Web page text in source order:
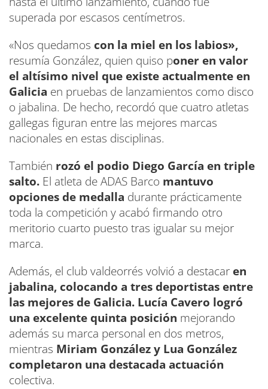
superada por escasos centímetros.
«Nos quedamos con la miel en los labios»,
resumía González, quien quiso poner en valor
el altísimo nivel que existe actualmente en
Galicia en pruebas de lanzamientos como disco
o jabalina. De hecho, recordó que cuatro atletas
gallegas figuran entre las mejores marcas
nacionales en estas disciplinas.
También rozó el podio Diego García en triple
salto. El atleta de ADAS Barco mantuvo
opciones de medalla durante prácticamente
toda la competición y acabó firmando otro
meritorio cuarto puesto tras igualar su mejor
marca.
Además, el club valdeorrés volvió a destacar en
jabalina, colocando a tres deportistas entre
las mejores de Galicia. Lucía Cavero logró
una excelente quinta posición mejorando
además su marca personal en dos metros,
mientras Miriam González y Lua González
completaron una destacada actuación
colectiva.